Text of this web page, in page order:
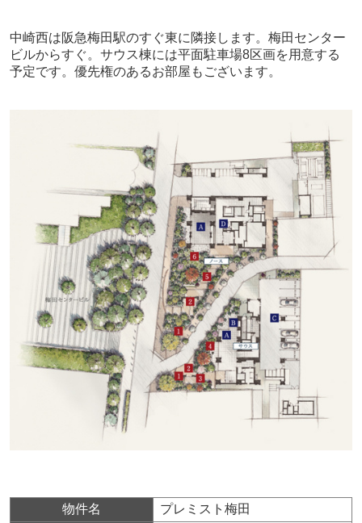
中崎西は阪急梅田駅のすぐ東に隣接します。梅田センター
ビルからすぐ。サウス棟には平面駐車場8区画を用意する
予定です。優先権のあるお部屋もございます。
物件名
プレミスト梅田